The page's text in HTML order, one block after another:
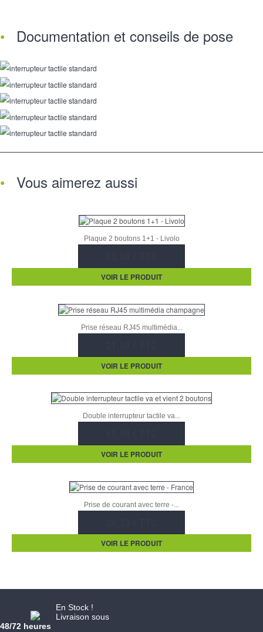
Documentation et conseils de pose
Vous aimerez aussi
Plaque 2 boutons 1+1 - Livolo
VOIR LE PRODUIT
Prise réseau RJ45 multimédia...
VOIR LE PRODUIT
Double interrupteur tactile va...
VOIR LE PRODUIT
Prise de courant avec terre -...
VOIR LE PRODUIT
En Stock !
Livraison sous
48/72 heures